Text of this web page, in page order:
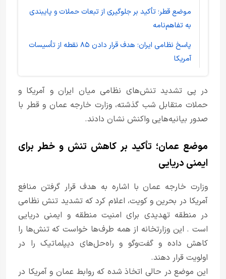
موضع قطر؛ تأکید بر جلوگیری از تبعات حملات و پایبندی
به تفاهم‌نامه
پاسخ نظامی ایران؛ هدف قرار دادن ۸۵ نقطه از تأسیسات
آمریکا
در پی تشدید تنش‌های نظامی میان ایران و آمریکا و
حملات متقابل شب گذشته، وزارت خارجه عمان و قطر با
صدور بیانیه‌هایی واکنش نشان دادند.
موضع عمان؛ تأکید بر کاهش تنش و خطر برای
ایمنی دریایی
وزارت خارجه عمان با اشاره به هدف قرار گرفتن منافع
آمریکا در بحرین و کویت، اعلام کرد که تشدید تنش نظامی
در منطقه تهدیدی برای امنیت منطقه و ایمنی دریایی
است . این وزارتخانه از همه طرف‌ها خواست که تنش‌ها را
کاهش داده و گفت‌وگو و راه‌حل‌های دیپلماتیک را در
اولویت قرار دهند.
این موضع در حالی اتخاذ شده که روابط عمان و آمریکا در